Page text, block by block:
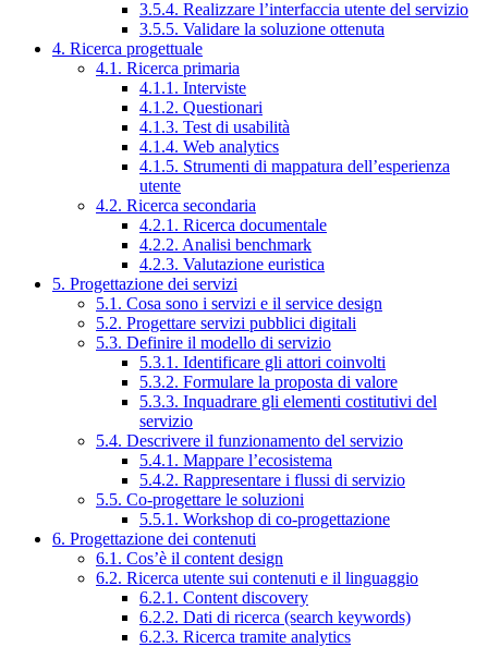
3.5.4. Realizzare l’interfaccia utente del servizio
3.5.5. Validare la soluzione ottenuta
4. Ricerca progettuale
4.1. Ricerca primaria
4.1.1. Interviste
4.1.2. Questionari
4.1.3. Test di usabilità
4.1.4. Web analytics
4.1.5. Strumenti di mappatura dell’esperienza
utente
4.2. Ricerca secondaria
4.2.1. Ricerca documentale
4.2.2. Analisi benchmark
4.2.3. Valutazione euristica
5. Progettazione dei servizi
5.1. Cosa sono i servizi e il service design
5.2. Progettare servizi pubblici digitali
5.3. Definire il modello di servizio
5.3.1. Identificare gli attori coinvolti
5.3.2. Formulare la proposta di valore
5.3.3. Inquadrare gli elementi costitutivi del
servizio
5.4. Descrivere il funzionamento del servizio
5.4.1. Mappare l’ecosistema
5.4.2. Rappresentare i flussi di servizio
5.5. Co-progettare le soluzioni
5.5.1. Workshop di co-progettazione
6. Progettazione dei contenuti
6.1. Cos’è il content design
6.2. Ricerca utente sui contenuti e il linguaggio
6.2.1. Content discovery
6.2.2. Dati di ricerca (search keywords)
6.2.3. Ricerca tramite analytics